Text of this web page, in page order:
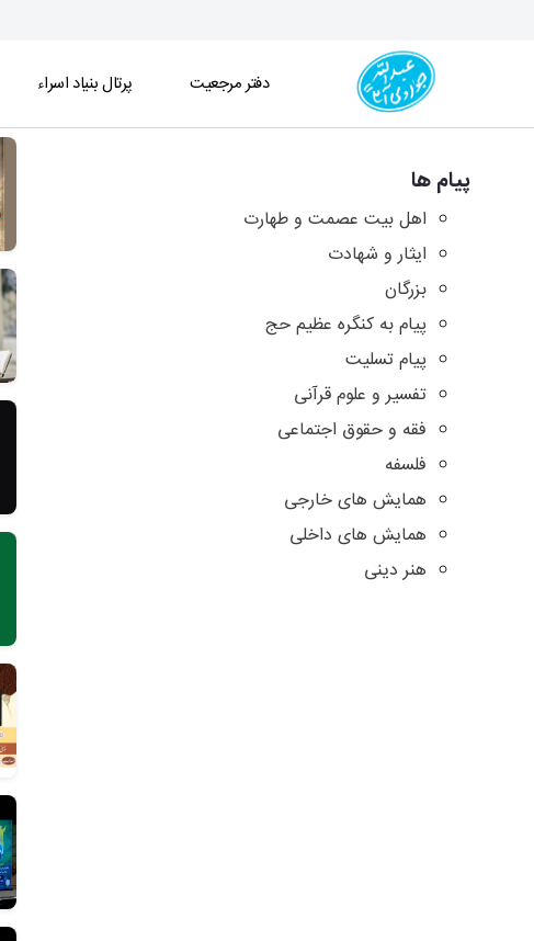
دفتر مرجعیت پرتال بنیاد اسراء
پیام ها
اهل بیت عصمت و طهارت
ایثار و شهادت
بزرگان
پیام به کنگره عظیم حج
پیام تسلیت
تفسیر و علوم قرآنی
فقه و حقوق اجتماعی
فلسفه
همایش های خارجی
همایش های داخلی
هنر دینی